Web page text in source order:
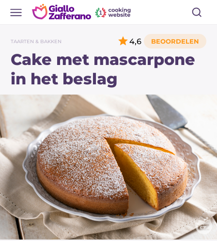
TAARTEN & BAKKEN
Cake met mascarpone
in het beslag
4,6